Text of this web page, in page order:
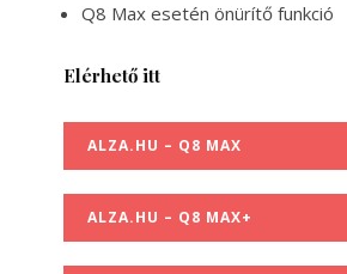
Q8 Max esetén önürítő funkció
Elérhető itt
ALZA.HU – Q8 MAX
ALZA.HU – Q8 MAX+